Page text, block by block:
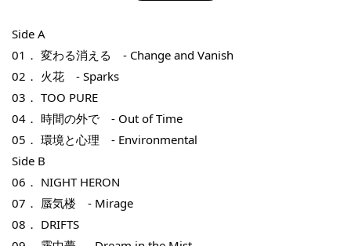
THT 九週年紀念 T-shirt
NT$ 880
Side A
01． 変わる消える　- Change and Vanish
02． 火花　- Sparks
03． TOO PURE
04． 時間の外で　- Out of Time
05． 環境と心理　- Environmental
Side B
06． NIGHT HERON
07． 蜃気楼　- Mirage
08． DRIFTS